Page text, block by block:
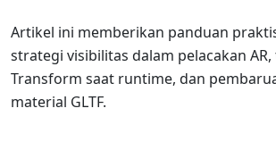
Artikel ini memberikan panduan
strategi visibilitas dalam pelacakan
Transform saat runtime, dan
material GLTF.